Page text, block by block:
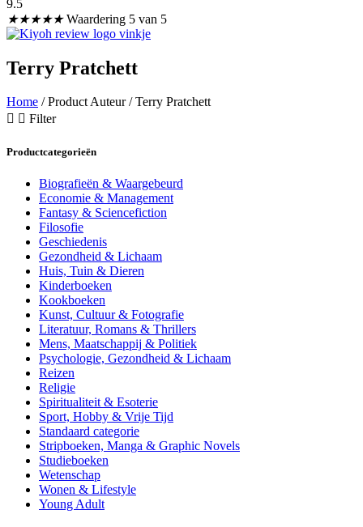
9.5
★★★★★ Waardering 5 van 5
Terry Pratchett
Home / Product Auteur / Terry Pratchett
Filter
Productcategorieën
Biografieën & Waargebeurd
Economie & Management
Fantasy & Sciencefiction
Filosofie
Geschiedenis
Gezondheid & Lichaam
Huis, Tuin & Dieren
Kinderboeken
Kookboeken
Kunst, Cultuur & Fotografie
Literatuur, Romans & Thrillers
Mens, Maatschappij & Politiek
Psychologie, Gezondheid & Lichaam
Reizen
Religie
Spiritualiteit & Esoterie
Sport, Hobby & Vrije Tijd
Standaard categorie
Stripboeken, Manga & Graphic Novels
Studieboeken
Wetenschap
Wonen & Lifestyle
Young Adult